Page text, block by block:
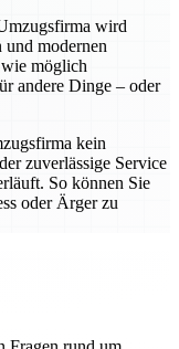
wird
modernen
möglich
andere Dinge – oder
kein
zuverlässige Service
So können Sie
oder Ärger zu